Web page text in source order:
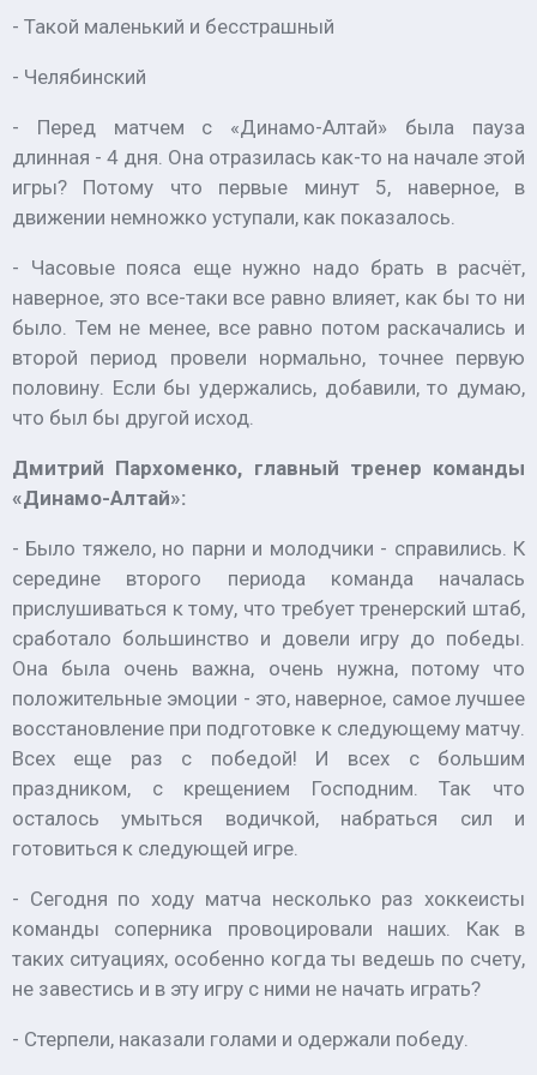
- Такой маленький и бесстрашный
- Челябинский
- Перед матчем с «Динамо-Алтай» была пауза
длинная - 4 дня. Она отразилась как-то на начале этой
игры? Потому что первые минут 5, наверное, в
движении немножко уступали, как показалось.
- Часовые пояса еще нужно надо брать в расчёт,
наверное, это все-таки все равно влияет, как бы то ни
было. Тем не менее, все равно потом раскачались и
второй период провели нормально, точнее первую
половину. Если бы удержались, добавили, то думаю,
что был бы другой исход.
Дмитрий Пархоменко, главный тренер команды
«Динамо-Алтай»:
- Было тяжело, но парни и молодчики - справились. К
середине второго периода команда началась
прислушиваться к тому, что требует тренерский штаб,
сработало большинство и довели игру до победы.
Она была очень важна, очень нужна, потому что
положительные эмоции - это, наверное, самое лучшее
восстановление при подготовке к следующему матчу.
Всех еще раз с победой! И всех с большим
праздником, с крещением Господним. Так что
осталось умыться водичкой, набраться сил и
готовиться к следующей игре.
- Сегодня по ходу матча несколько раз хоккеисты
команды соперника провоцировали наших. Как в
таких ситуациях, особенно когда ты ведешь по счету,
не завестись и в эту игру с ними не начать играть?
- Стерпели, наказали голами и одержали победу.